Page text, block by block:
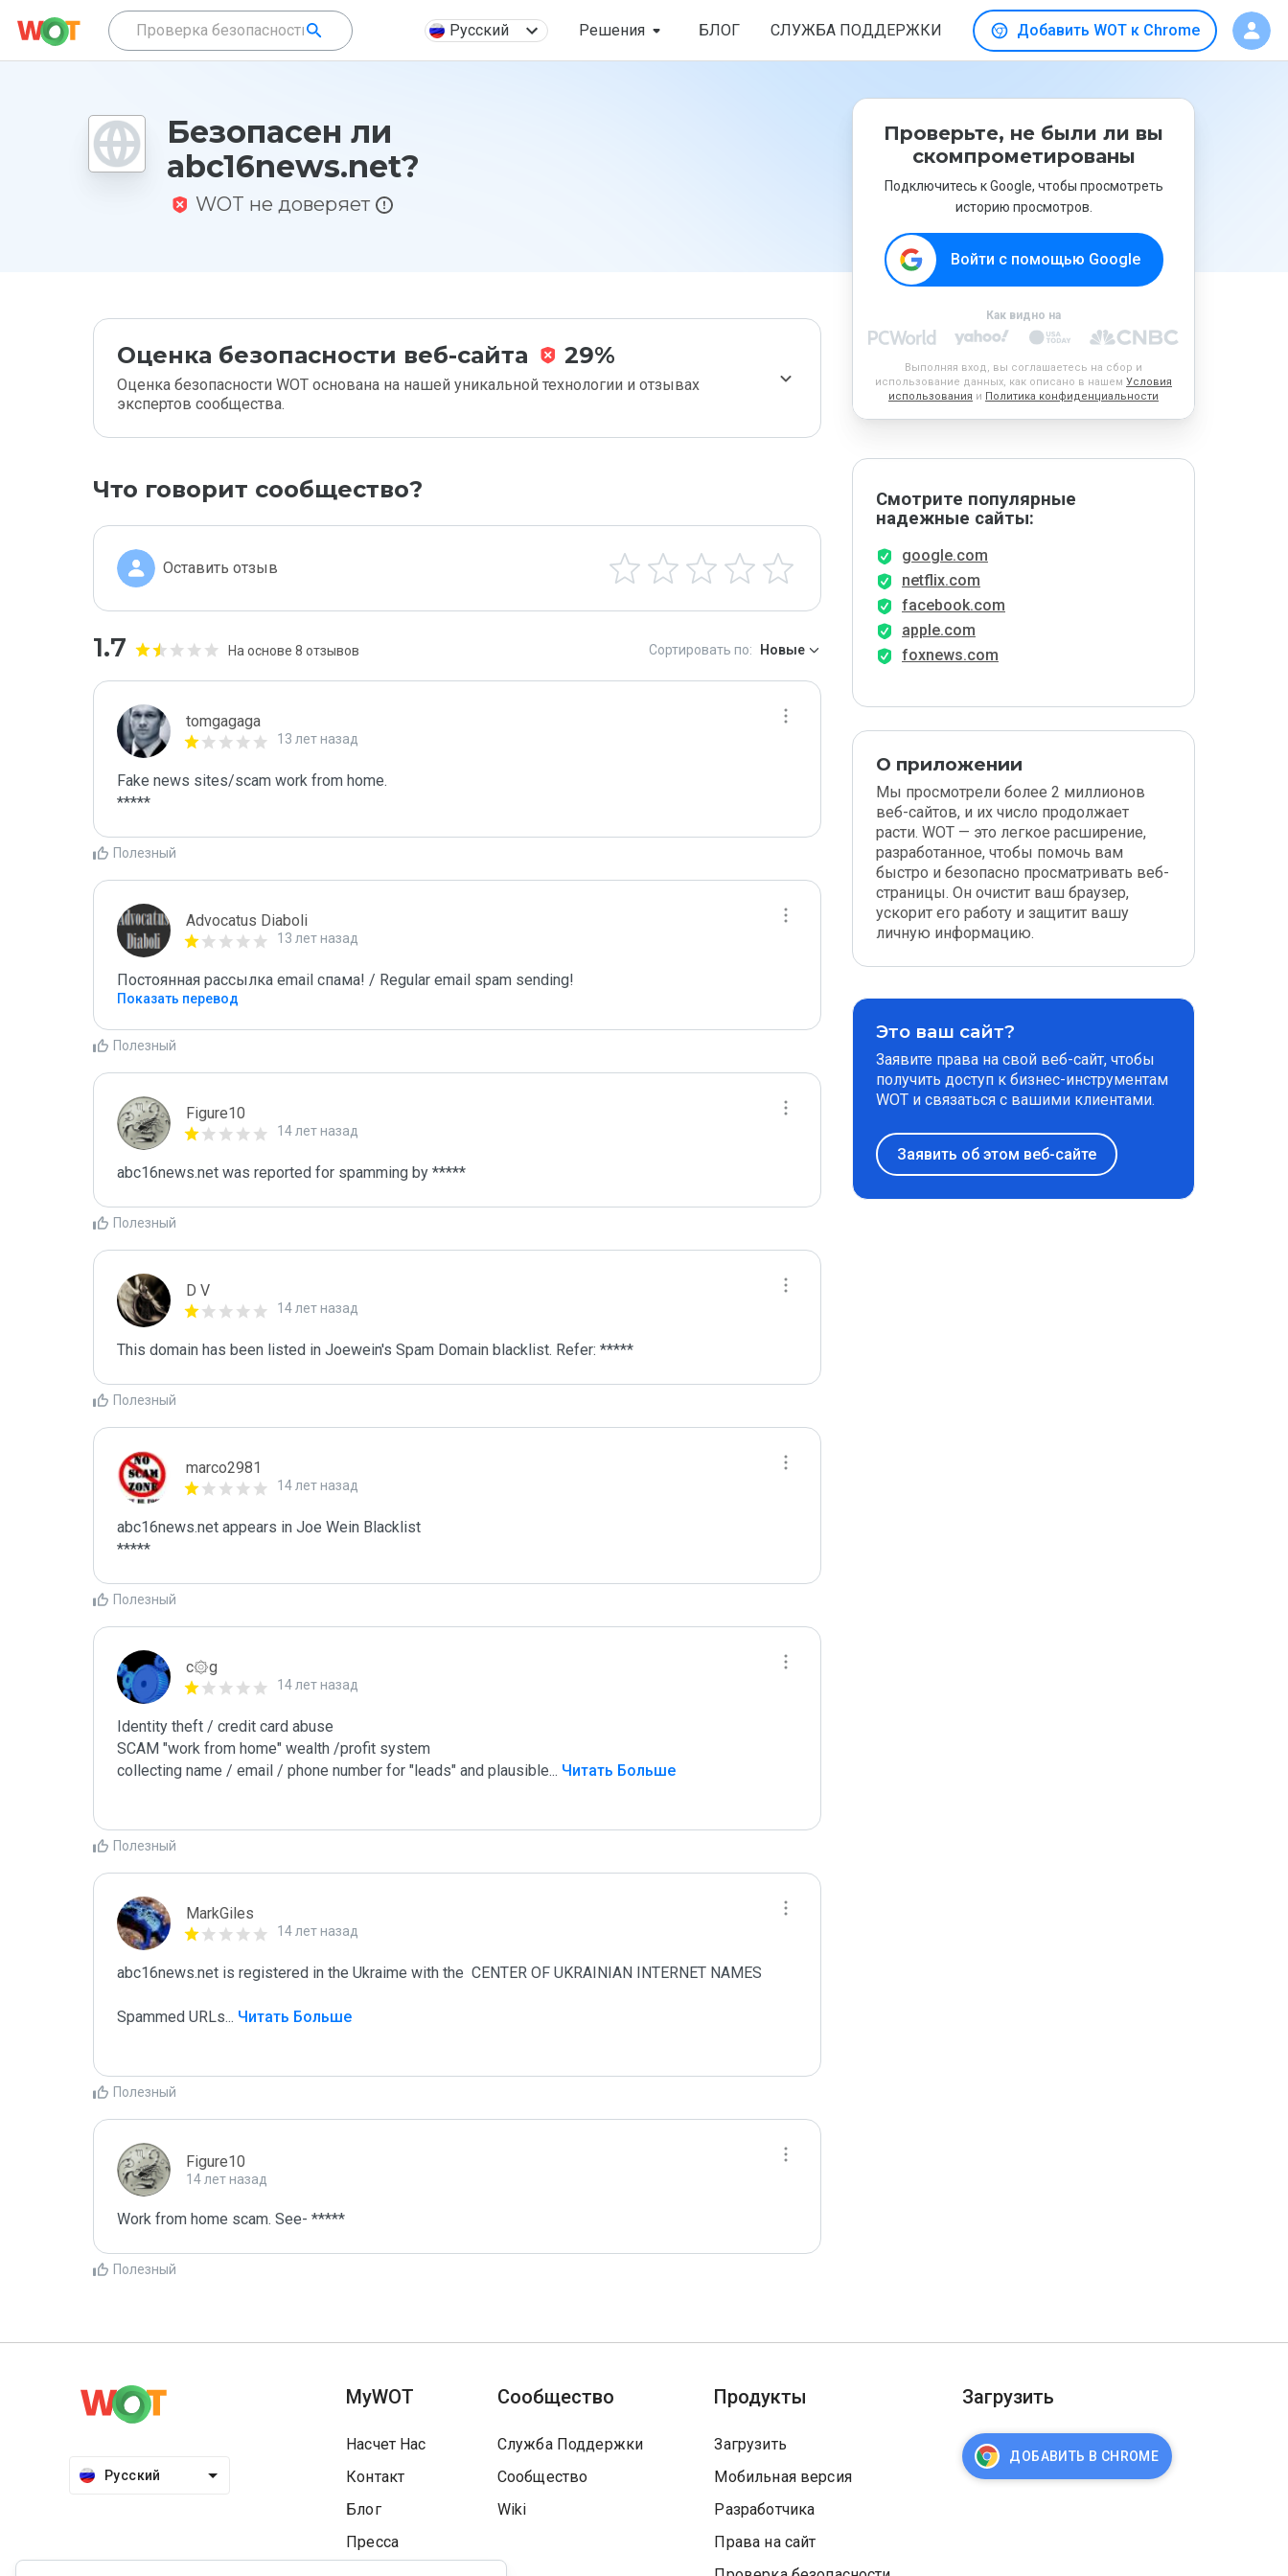
Русский Решения БЛОГ СЛУЖБА ПОДДЕРЖКИ Добавить WOT к Chrome
Безопасен ли
abc16news.net?
WOT не доверяет
Оценка безопасности веб-сайта 29%
Оценка безопасности WOT основана на нашей уникальной технологии и отзывах
экспертов сообщества.
Что говорит сообщество?
Оставить отзыв
1.7 На основе 8 отзывов Сортировать по: Новые
tomgagaga
13 лет назад
Fake news sites/scam work from home.
*****
Полезный
Advocatus Diaboli
13 лет назад
Постоянная рассылка email спама! / Regular email spam sending!
Показать перевод
Полезный
Figure10
14 лет назад
abc16news.net was reported for spamming by *****
Полезный
D V
14 лет назад
This domain has been listed in Joewein's Spam Domain blacklist. Refer: *****
Полезный
marco2981
14 лет назад
abc16news.net appears in Joe Wein Blacklist
*****
Полезный
c۞g
14 лет назад
Identity theft / credit card abuse
SCAM "work from home" wealth /profit system
collecting name / email / phone number for "leads" and plausible... Читать Больше
Полезный
MarkGiles
14 лет назад
abc16news.net is registered in the Ukraime with the  CENTER OF UKRAINIAN INTERNET NAMES
Spammed URLs... Читать Больше
Полезный
Figure10
14 лет назад
Work from home scam. See- *****
Полезный
Проверьте, не были ли вы
скомпрометированы
Подключитесь к Google, чтобы просмотреть
историю просмотров.
Войти с помощью Google
Как видно на
Выполняя вход, вы соглашаетесь на сбор и
использование данных, как описано в нашем Условия
использования и Политика конфиденциальности
Смотрите популярные
надежные сайты:
google.com
netflix.com
facebook.com
apple.com
foxnews.com
О приложении
Мы просмотрели более 2 миллионов
веб-сайтов, и их число продолжает
расти. WOT — это легкое расширение,
разработанное, чтобы помочь вам
быстро и безопасно просматривать веб-
страницы. Он очистит ваш браузер,
ускорит его работу и защитит вашу
личную информацию.
Это ваш сайт?
Заявите права на свой веб-сайт, чтобы
получить доступ к бизнес-инструментам
WOT и связаться с вашими клиентами.
Заявить об этом веб-сайте
Русский
MyWOT
Насчет Нас
Контакт
Блог
Пресса
Сообщество
Служба Поддержки
Сообщество
Wiki
Продукты
Загрузить
Мобильная версия
Разработчика
Права на сайт
Загрузить
ДОБАВИТЬ В CHROME